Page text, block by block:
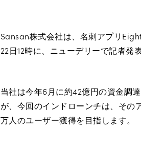
Sansan株式会社は、名刺アプリ
22日12時に、ニューデリーで記者発
当社は今年6月に約42億円の資金調
が、今回のインドローンチは、その
万人のユーザー獲得を目指します。